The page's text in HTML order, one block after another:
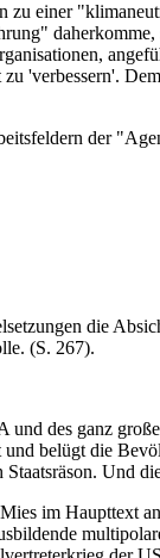
zu einer
'verbessern'.
der
die
(S. 267).
des ganz
belügt die
Und
im Haupttext